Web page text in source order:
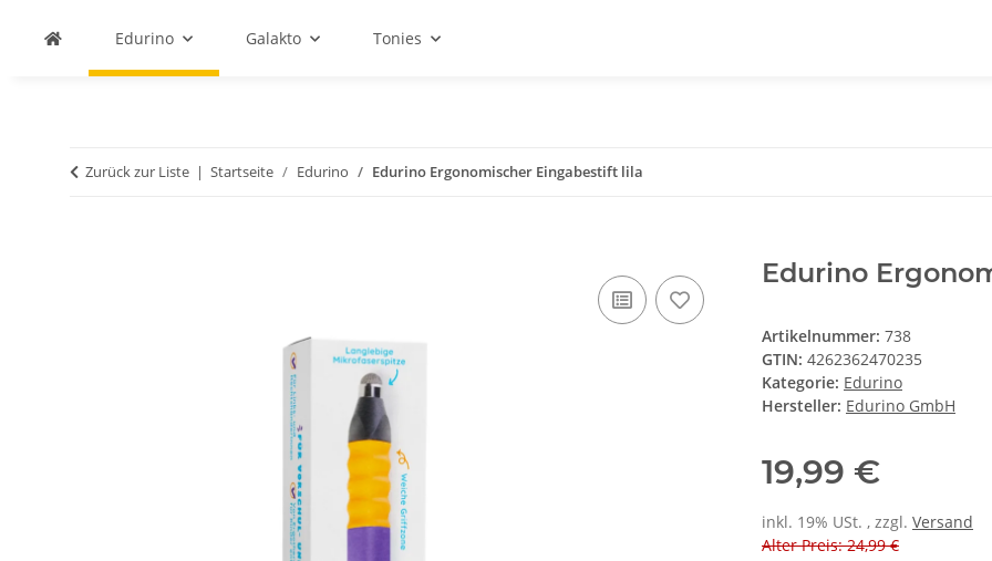
Edurino Galakto Tonies
Zurück zur Liste Startseite Edurino Edurino Ergonomischer Eingabestift lila
Edurino
Artikelnummer: 738
GTIN: 4262362470235
Kategorie: Edurino
Hersteller: Edurino GmbH
19,99 €
inkl. 19% USt. , zzgl. Versand
Alter Preis: 24,99 €